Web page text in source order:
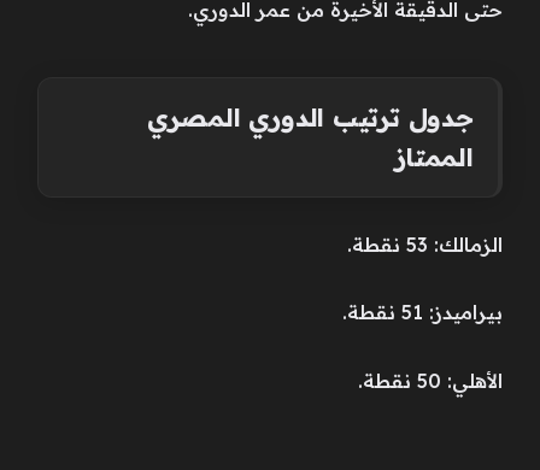
حتى الدقيقة الأخيرة من عمر الدوري.
جدول ترتيب الدوري المصري
الممتاز
الزمالك: 53 نقطة.
بيراميدز: 51 نقطة.
الأهلي: 50 نقطة.